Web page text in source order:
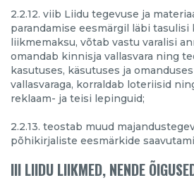
2.2.12. viib Liidu tegevuse ja
parandamise eesmärgil läbi
liikmemaksu, võtab vastu varalisi
omandab kinnisja vallasvara ning
kasutuses, käsutuses ja
vallasvaraga, korraldab loteriisid
reklaam- ja teisi lepinguid;
2.2.13. teostab muud
põhikirjaliste eesmärkide
III LIIDU LIIKMED, NENDE